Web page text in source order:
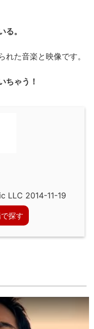
。
た音楽と映像です。
ちゃう！
LLC 2014-11-19
探す